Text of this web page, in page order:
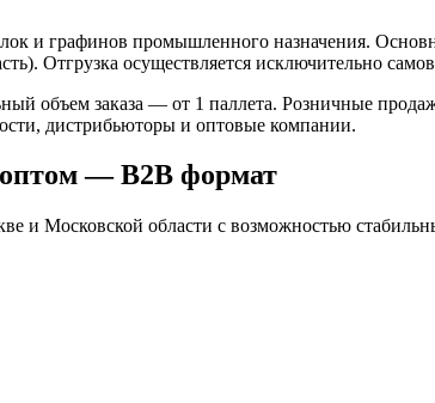
и графинов промышленного назначения.
Отгрузка осуществляется исключительно
объем заказа — от 1 паллета. Розничные
дистрибьюторы и оптовые компании.
— B2B формат
и Московской области с возможностью